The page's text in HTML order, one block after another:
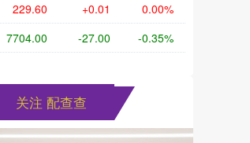
229.60 +0.01 0.00%
7704.00 -27.00 -0.35%
关注 配查查